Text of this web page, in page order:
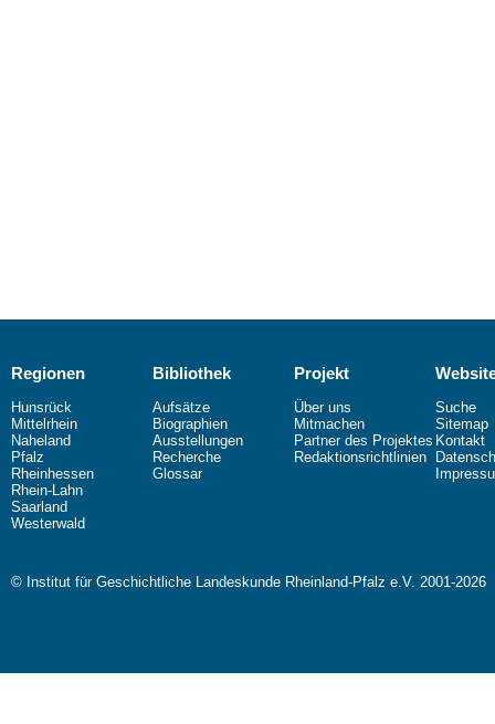
Regionen
Hunsrück
Mittelrhein
Naheland
Pfalz
Rheinhessen
Rhein-Lahn
Saarland
Westerwald
Bibliothek
Aufsätze
Biographien
Ausstellungen
Recherche
Glossar
Projekt
Über uns
Mitmachen
Partner des Projektes
Redaktionsrichtlinien
Suche
Sitemap
Kontakt
© Institut für Geschichtliche Landeskunde Rheinland-Pfalz e.V. 2001-2026